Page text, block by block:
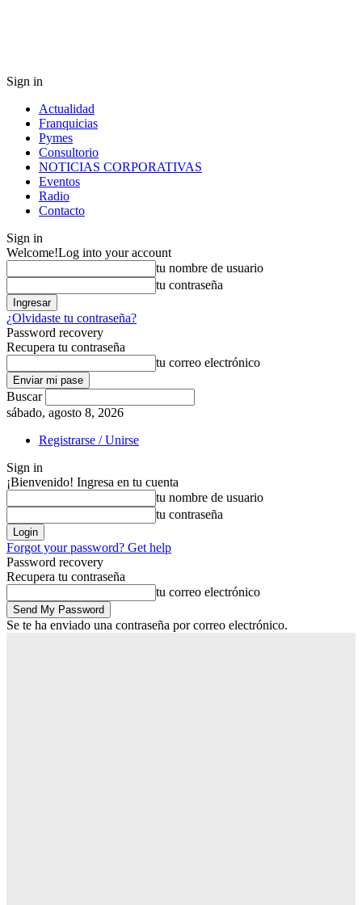
Sign in
Actualidad
Franquicias
Pymes
Consultorio
NOTICIAS CORPORATIVAS
Eventos
Radio
Contacto
Sign in
Welcome!Log into your account
tu nombre de usuario
tu contraseña
¿Olvidaste tu contraseña?
Password recovery
Recupera tu contraseña
tu correo electrónico
Buscar
sábado, agosto 8, 2026
Registrarse / Unirse
Sign in
¡Bienvenido! Ingresa en tu cuenta
tu nombre de usuario
tu contraseña
Forgot your password? Get help
Password recovery
Recupera tu contraseña
tu correo electrónico
Se te ha enviado una contraseña por correo electrónico.